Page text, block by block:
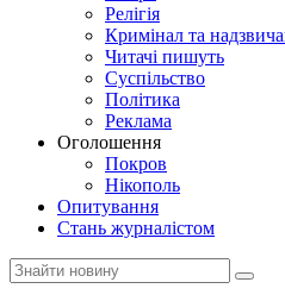
Релігія
Кримінал та
Читачі пишуть
Суспільство
Політика
Реклама
Оголошення
Покров
Нікополь
Опитування
Стань журналістом